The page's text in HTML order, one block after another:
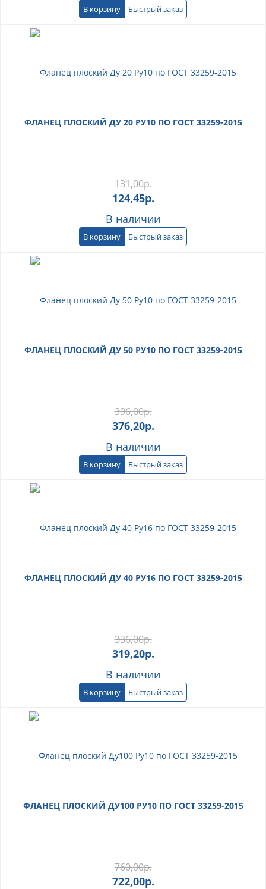
В корзину Быстрый заказ
ФЛАНЕЦ ПЛОСКИЙ ДУ 20 РУ10 ПО ГОСТ 33259-2015
131,00р.
124,45р.
В наличии
В корзину Быстрый заказ
ФЛАНЕЦ ПЛОСКИЙ ДУ 50 РУ10 ПО ГОСТ 33259-2015
396,00р.
376,20р.
В наличии
В корзину Быстрый заказ
ФЛАНЕЦ ПЛОСКИЙ ДУ 40 РУ16 ПО ГОСТ 33259-2015
336,00р.
319,20р.
В наличии
В корзину Быстрый заказ
ФЛАНЕЦ ПЛОСКИЙ ДУ100 РУ10 ПО ГОСТ 33259-2015
760,00р.
722,00р.